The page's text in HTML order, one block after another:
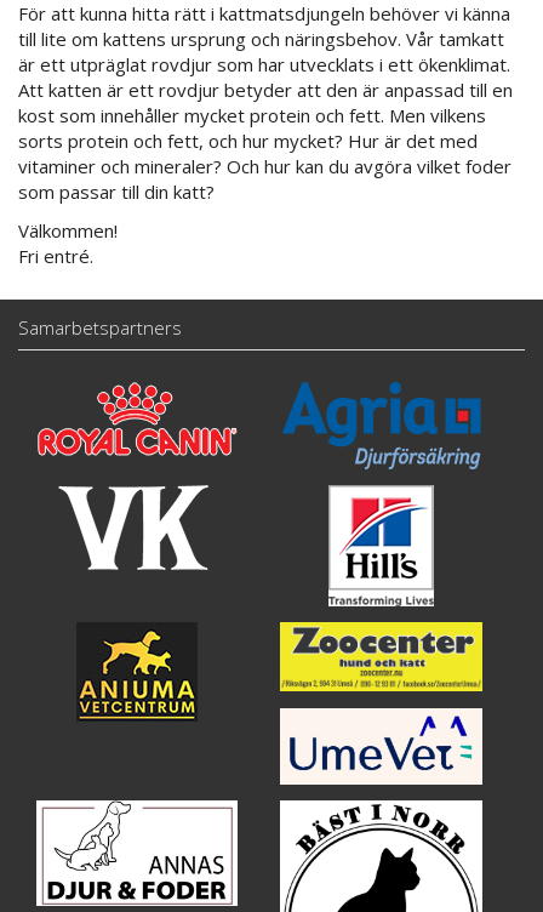
För att kunna hitta rätt i kattmatsdjungeln behöver vi känna
till lite om kattens ursprung och näringsbehov. Vår tamkatt
är ett utpräglat rovdjur som har utvecklats i ett ökenklimat.
Att katten är ett rovdjur betyder att den är anpassad till en
kost som innehåller mycket protein och fett. Men vilkens
sorts protein och fett, och hur mycket? Hur är det med
vitaminer och mineraler? Och hur kan du avgöra vilket foder
som passar till din katt?
Välkommen!
Fri entré.
Samarbetspartners